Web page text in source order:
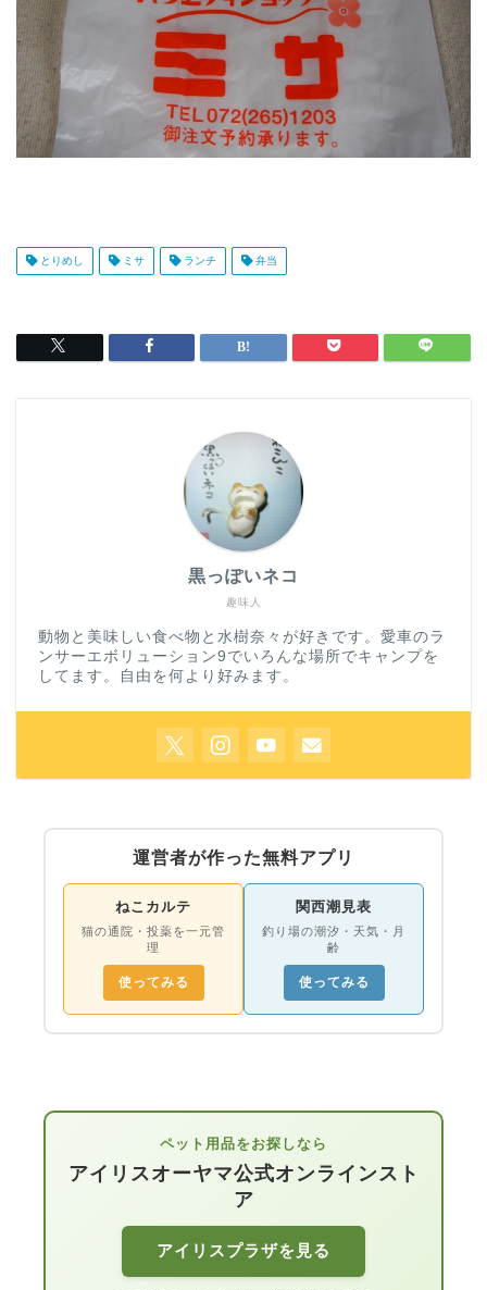
とりめし ミサ ランチ 弁当
趣味人
黒っぽいネコ
動物と美味しい食べ物と水樹奈々が好きです。愛車のラ
ンサーエボリューション9でいろんな場所でキャンプを
してます。自由を何より好みます。
運営者が作った無料アプリ
ねこカルテ
猫の通院・投薬を一元管
理
使ってみる
関西潮見表
釣り場の潮汐・天気・月
齢
使ってみる
ペット用品をお探しなら
アイリスオーヤマ公式オンラインスト
ア
アイリスプラザを見る